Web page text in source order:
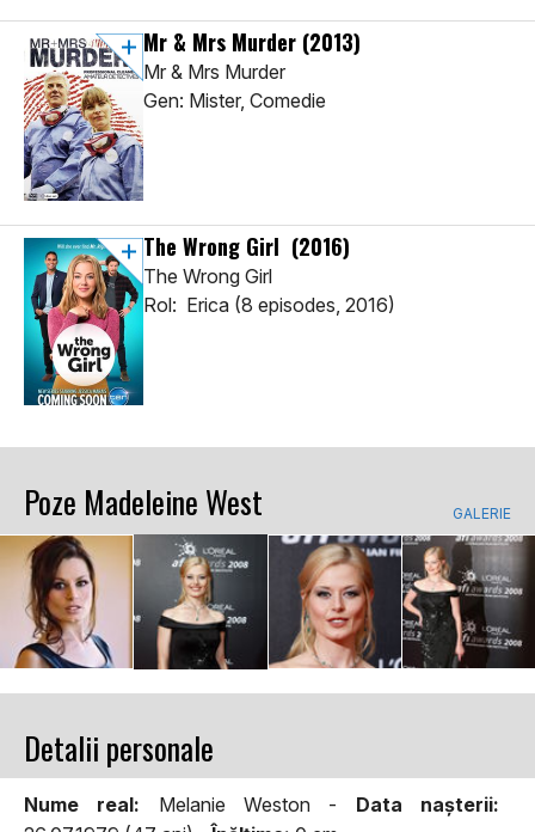
Mr & Mrs Murder (2013)
Mr & Mrs Murder
Gen: Mister, Comedie
The Wrong Girl (2016)
The Wrong Girl
Rol: Erica (8 episodes, 2016)
Poze Madeleine West GALERIE
Detalii personale
Nume real: Melanie Weston - Data naşterii: